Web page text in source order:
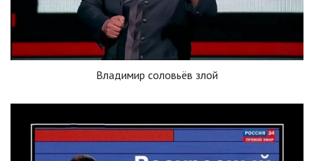
Владимир соловьёв злой